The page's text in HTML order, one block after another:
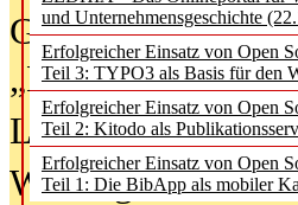
und Unternehmensgeschichte
Erfolgreicher Einsatz von Open
Teil 3: TYPO3 als Basis für den
Erfolgreicher Einsatz von Open
Teil 2: Kitodo als
Erfolgreicher Einsatz von Open
Teil 1: Die BibApp als mobiler
Geisterjagd-
„Library of
Lesen als
Wie Jugendliche